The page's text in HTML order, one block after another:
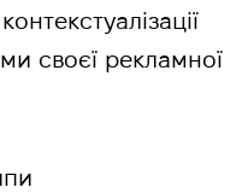
своєї рекламної